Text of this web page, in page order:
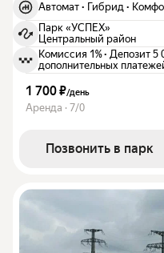
Автомат · Гибрид ·
Парк «УСПЕХ»
Центральный район
Комиссия 1%· Депозит 5
дополнительных
1 700 ₽/день
Аренда · 7/0
Позвонить в парк